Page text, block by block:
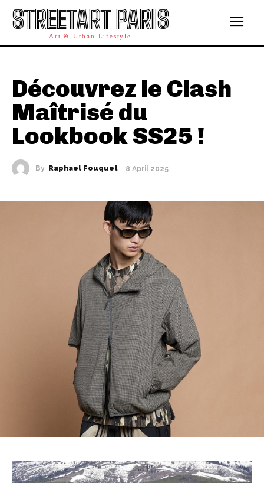
STREETART PARIS
Art & Urban Lifestyle
Découvrez le Clash
Maîtrisé du
Lookbook SS25 !
By Raphael Fouquet 8 April 2025